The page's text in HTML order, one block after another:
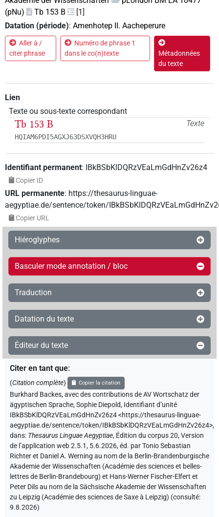
(pNu)
Tb 153 B
[1]
Datation (période): Amenhotep II. Aacheperure
Aller à /
citer phrase
Numéro de phrase 1
dans le co(n)texte
Métadonnées
du texte
Lien
Texte ou sous-texte correspondant
Texte
Tb 153 B
HQIAM6PDI5AGXJ63DSXVQH3HRU
Identifiant permanent: IBkBSbKlDQRzVEaLmGdHnZv26z4
Copier ID
URL permanente: https://thesaurus-linguae-
aegyptiae.de/sentence/token/
Copier URL
Hiéroglyphes
Basculer mode annotation / bloc
Traduction
Datation du texte
Éditeur du texte
Citer en tant que:
(Citation complète) Copier la citation
Burkhard Backes,avec des contributions deAV Wortschatz der
ägyptischen Sprache,Sophie Diepold, Identifiant d’unité
IBkBSbKlDQRzVEaLmGdHnZv26z4<https://thesaurus-linguae-
aegyptiae.de/sentence/token/IBkBSbKlDQRzVEaLmGdHnZv26z4>,
dans: Thesaurus Linguae Aegyptiae, Édition du corpus 20, Version
de l’application web 2.5.1, 5.6.2026, éd. par Tonio Sebastian
Richter et Daniel A. Werning au nom de la Berlin-Brandenburgische
Akademie der Wissenschaften (Académie des sciences et belles-
lettres de Berlin-Brandebourg) et Hans-Werner Fischer-Elfert et
Peter Dils au nom de la Sächsische Akademie der Wissenschaften
zu Leipzig (Académie des sciences de Saxe à Leipzig) (consulté:
9.8.2026)